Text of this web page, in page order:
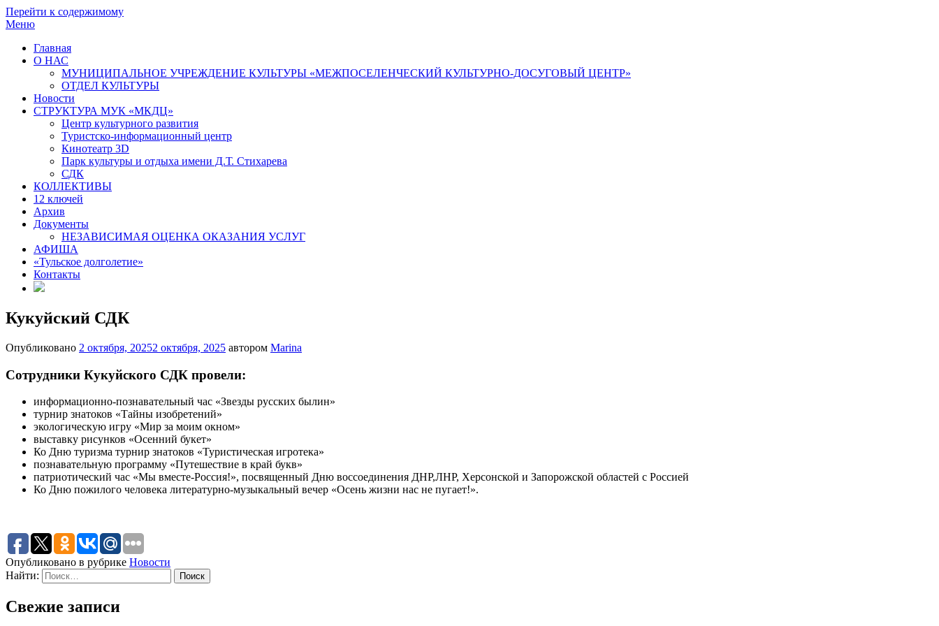
Перейти к содержимому
Меню
Главная
О НАС
МУНИЦИПАЛЬНОЕ УЧРЕЖДЕНИЕ КУЛЬТУРЫ «МЕЖПОСЕЛЕНЧЕСКИЙ КУЛЬТУРНО-ДОСУГОВЫЙ ЦЕНТР»
ОТДЕЛ КУЛЬТУРЫ
Новости
СТРУКТУРА МУК «МКДЦ»
Центр культурного развития
Туристско-информационный центр
Кинотеатр 3D
Парк культуры и отдыха имени Д.Т. Стихарева
СДК
КОЛЛЕКТИВЫ
12 ключей
Архив
Документы
НЕЗАВИСИМАЯ ОЦЕНКА ОКАЗАНИЯ УСЛУГ
АФИША
«Тульское долголетие»
Контакты
Кукуйский СДК
Опубликовано 2 октября, 20252 октября, 2025 автором Marina
Сотрудники Кукуйского СДК провели:
информационно-познавательный час «Звезды русских былин»
турнир знатоков «Тайны изобретений»
экологическую игру «Мир за моим окном»
выставку рисунков «Осенний букет»
Ко Дню туризма турнир знатоков «Туристическая игротека»
познавательную программу «Путешествие в край букв»
патриотический час «Мы вместе-Россия!», посвященный Дню воссоединения ДНР,ЛНР, Херсонской и Запорожской областей с Россией
Ко Дню пожилого человека литературно-музыкальный вечер «Осень жизни нас не пугает!».
Опубликовано в рубрике Новости
Найти:
Свежие записи